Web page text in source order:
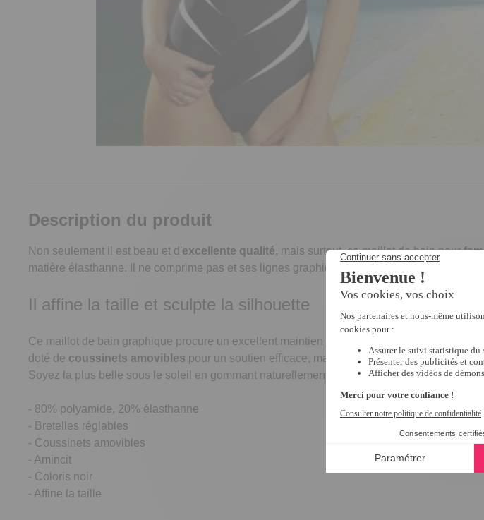
Description du produit
Non seulement il est beau et d'excellente qualité, mais surtout, ce maillot de bain pour
matière élasthanne. Il ne comprime pas et ses lignes graphiques sur le côté adoucissent la
Il affine la taille et sculpte la silhouette
Ce maillot de bain graphique procure un excellent maintien grâce à ses
doté de coussinets amovibles pour un soutien efficace, mais en douceur. Le maillot de
Soyez la plus belle sous le soleil en gommant naturellement les rondeurs qui vous ennuient
- 80% polyamide, 20% élasthanne
- Bretelles réglables
- Coussinets amovibles
- Amincit
- Coloris noir
- Affine la taille